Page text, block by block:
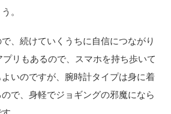
。
、続けていくうちに自信につながり
リもあるので、スマホを持ち歩いて
いのですが、腕時計タイプは身に着
で、身軽でジョギングの邪魔になら